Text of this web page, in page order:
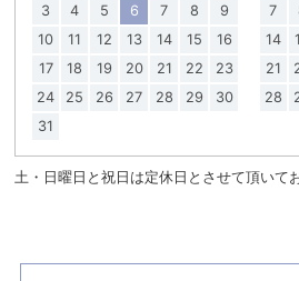
3
4 5 6 7 8
9
10
11 12 13 14 15
16
17
18 19 20 21 22
23
24
25 26 27 28 29
30
31
7
14
21
28
土・日曜日と祝日は定休日とさせて頂いて